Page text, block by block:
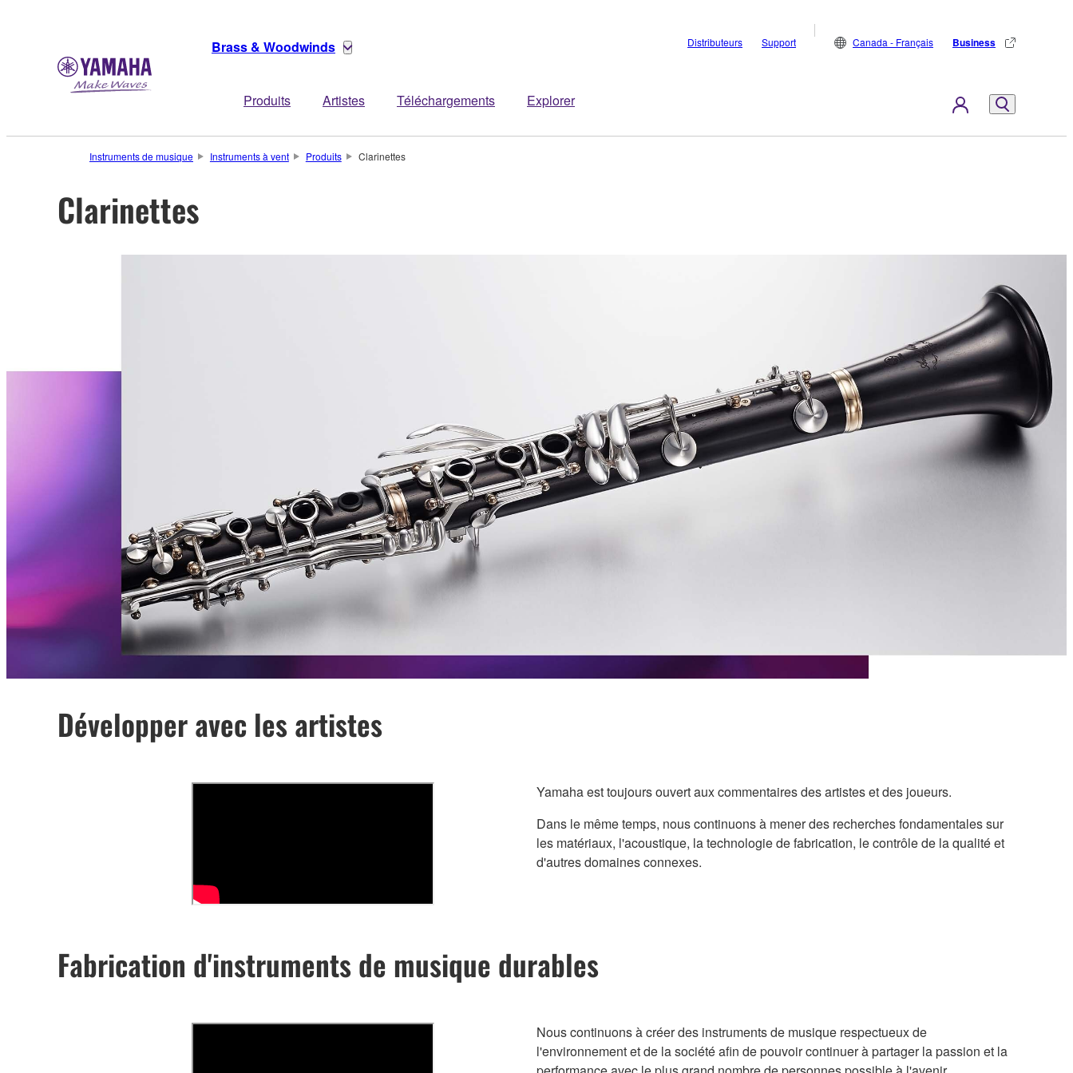
Brass & Woodwinds
Produits Artistes Téléchargements Explorer
Distributeurs Support Canada - Français Business
Instruments de musique Instruments à vent Produits Clarinettes
Clarinettes
Développer avec les artistes
Yamaha est toujours ouvert aux commentaires des artistes et des joueurs.
Dans le même temps, nous continuons à mener des recherches fondamentales sur
les matériaux, l'acoustique, la technologie de fabrication, le contrôle de la qualité et
d'autres domaines connexes.
Fabrication d'instruments de musique durables
Nous continuons à créer des instruments de musique respectueux de
l'environnement et de la société afin de pouvoir continuer à partager la passion et la